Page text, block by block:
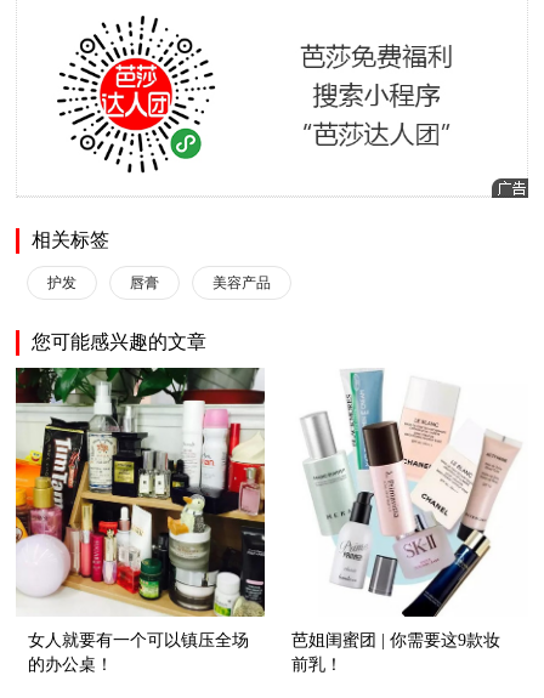
相关标签
护发 唇膏 美容产品
您可能感兴趣的文章
女人就要有一个可以镇压全场
的办公桌！
芭姐闺蜜团 | 你需要这9款妆
前乳！